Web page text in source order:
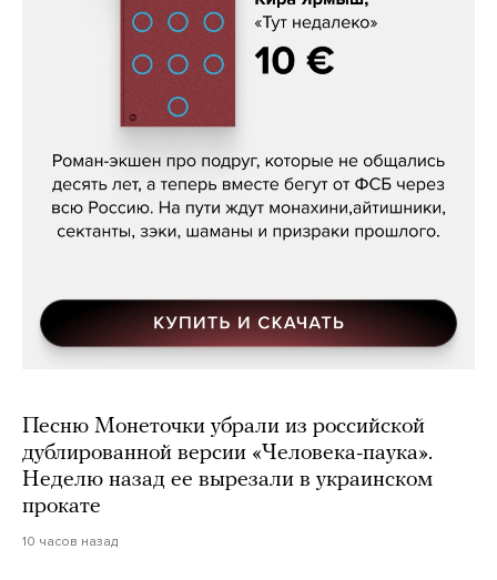
Кира Ярмыш, «Тут недалеко»
Песню Монеточки убрали из российской
дублированной версии «Человека-паука».
Неделю назад ее вырезали в украинском
прокате
10 часов назад